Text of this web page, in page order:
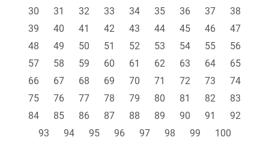
30
31 32 33 34 35 36 37
38
39
40 41 42 43 44 45 46
47
48
49 50 51 52 53 54 55
56
57
58 59 60 61 62 63 64
65
66
67 68 69 70 71 72 73
74
75
76 77 78 79 80 81 82
83
84
85 86 87 88 89 90 91
92
93
94 95 96 97 98 99
100